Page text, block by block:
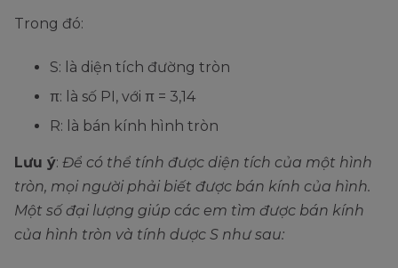
Trong đó:
S: là diện tích đường tròn
π: là số PI, với π = 3,14
R: là bán kính hình tròn
Lưu ý: Để có thể tính được diện tích của một hình
tròn, mọi người phải biết được bán kính của hình.
Một số đại lượng giúp các em tìm được bán kính
của hình tròn và tính dược S như sau: